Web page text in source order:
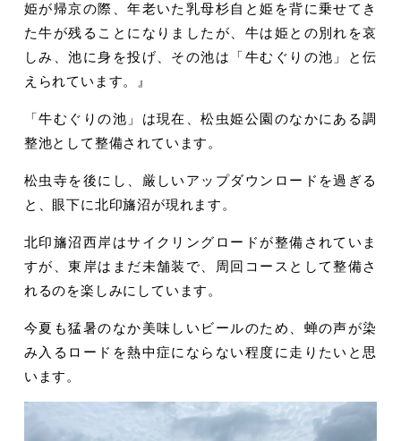
姫が帰京の際、年老いた乳母杉自と姫を背に乗せてき
た牛が残ることになりましたが、牛は姫との別れを哀
しみ、池に身を投げ、その池は「牛むぐりの池」と伝
えられています。』
「牛むぐりの池」は現在、松虫姫公園のなかにある調
整池として整備されています。
松虫寺を後にし、厳しいアップダウンロードを過ぎる
と、眼下に北印旛沼が現れます。
北印旛沼西岸はサイクリングロードが整備されていま
すが、東岸はまだ未舗装で、周回コースとして整備さ
れるのを楽しみにしています。
今夏も猛暑のなか美味しいビールのため、蝉の声が染
み入るロードを熱中症にならない程度に走りたいと思
います。